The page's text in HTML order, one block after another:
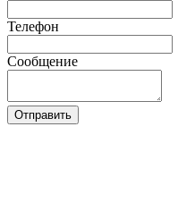
Телефон
Сообщение
Отправить